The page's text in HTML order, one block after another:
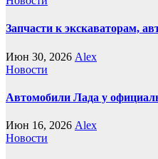
Запчасти к экскаваторам,
Июн 30, 2026 Alex
Новости
Автомобили Лада у
Июн 16, 2026 Alex
Новости